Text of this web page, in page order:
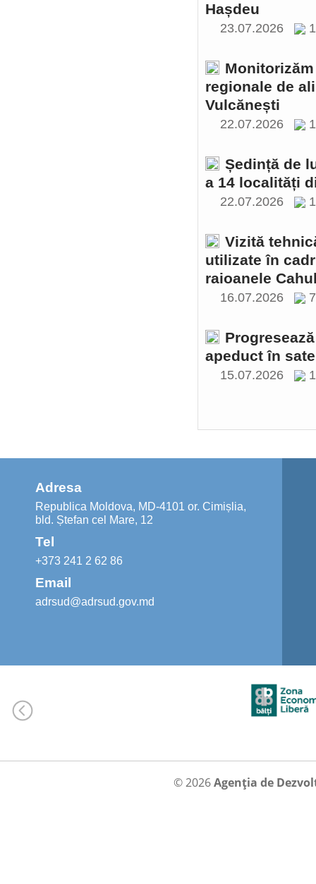
Hașdeu
23.07.2026
regionale de
Vulcănești
22.07.2026
Ședință de
a 14 localități
22.07.2026
Vizită
utilizate în
raioanele
16.07.2026
apeduct în
15.07.2026
Adresa
Republica Moldova, MD-4101 or. Cimișlia,
bld. Ștefan cel Mare, 12
Tel
+373 241 2 62 86
Email
adrsud@adrsud.gov.md
© 2026Agenția de